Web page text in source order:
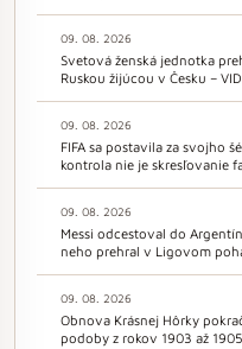
09. 08. 2026
Svetová ženská jednotka
Ruskou žijúcou v Česku –
09. 08. 2026
FIFA sa postavila za svojho
kontrola nie je skresľovanie
09. 08. 2026
Messi odcestoval do
neho prehral v Ligovom
09. 08. 2026
Obnova Krásnej Hôrky
podoby z rokov 1903 až 1905